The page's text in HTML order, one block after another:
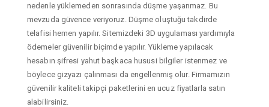
nedenle yüklemeden sonrasında düşme yaşanmaz. Bu
mevzuda güvence veriyoruz. Düşme oluştuğu takdirde
telafisi hemen yapılır. Sitemizdeki 3D uygulaması yardımıyla
ödemeler güvenilir biçimde yapılır. Yükleme yapılacak
hesabın şifresi yahut başkaca hususi bilgiler istenmez ve
böylece gizyazı çalınması da engellenmiş olur. Firmamızın
güvenilir kaliteli takipçi paketlerini en ucuz fiyatlarla satın
alabilirsiniz.